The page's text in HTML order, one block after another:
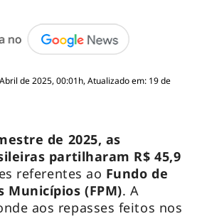
de 2025, 00:01h, Atualizado em: 19 de
de 2025, as
partilharam R$ 45,9
referentes ao Fundo de
Municípios (FPM). A
aos repasses feitos nos